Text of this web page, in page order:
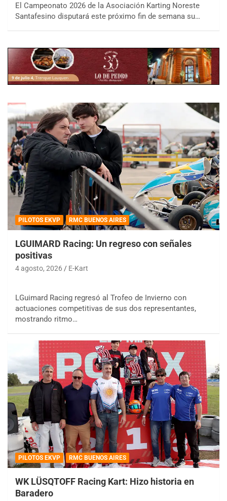
El Campeonato 2026 de la Asociación Karting Noreste
Santafesino disputará este próximo fin de semana su…
PILOTOS EKVP RMC BUENOS AIRES
LGUIMARD Racing: Un regreso con señales
positivas
4 agosto, 2026 E-Kart
LGuimard Racing regresó al Trofeo de Invierno con
actuaciones competitivas de sus dos representantes,
mostrando ritmo…
PILOTOS EKVP RMC BUENOS AIRES
WK LÜSQTOFF Racing Kart: Hizo historia en
Baradero